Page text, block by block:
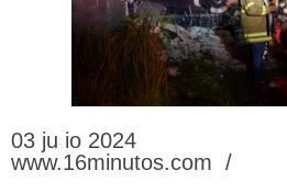
03 ju io 2024
www.16minutos.com /